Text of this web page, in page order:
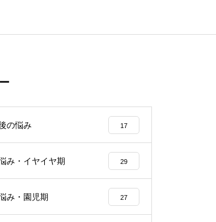
の悩み 17
み・イヤイヤ期 29
み・園児期 27